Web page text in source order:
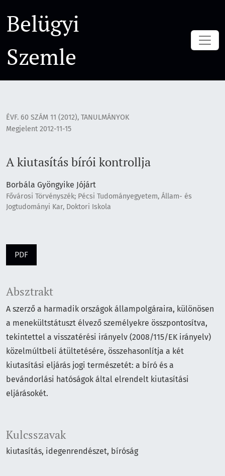
Belügyi
Szemle
ÉVF. 60 SZÁM 11 (2012), TANULMÁNYOK
A kiutasítás bírói kontrollja
Megjelent 2012-11-15
Borbála Gyöngyike Jójárt
Fővárosi Törvényszék; Pécsi Tudományegyetem, Állam- és
Jogtudományi Kar, Doktori Iskola
PDF
Kulcsszavak
kiutasítás idegenrendészet bíróság
Absztrakt
A szerző a harmadik országok állampolgáraira, különösen
a menekültstátuszt élvező személyekre összpontosítva,
tekintettel a visszatérési irányelv (2008/115/EK irányelv)
közelmúltbeli átültetésére, összehasonlítja a két
kiutasítási eljárás jogi természetét: a bíró és a
bevándorlási hatóságok által elrendelt kiutasítási
eljárásokét.